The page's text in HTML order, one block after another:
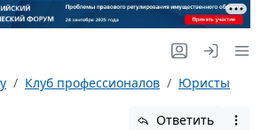
Клуб профессионалов Юристы
Ответить